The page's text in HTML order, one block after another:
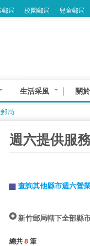
郵局 校園郵局 兒童郵局
生活采風 關
局
週六提供服
查詢其他縣市週六營
新竹郵局轄下全部縣
總共8筆